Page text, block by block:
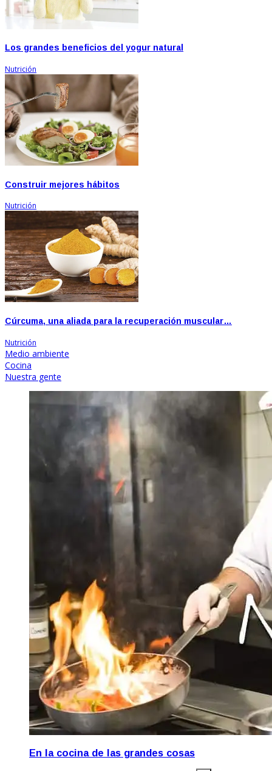
Los grandes beneficios del yogur natural
Nutrición
Construir mejores hábitos
Nutrición
Cúrcuma, una aliada para la recuperación muscular…
Nutrición
Medio ambiente
Cocina
Nuestra gente
En la cocina de las grandes cosas